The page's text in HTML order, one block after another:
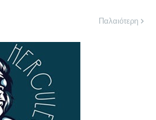
Παλαιότερη